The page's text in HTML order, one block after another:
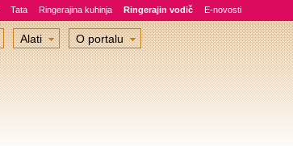
Tata Ringerajina kuhinja Ringerajin vodič E-novosti
Alati O portalu